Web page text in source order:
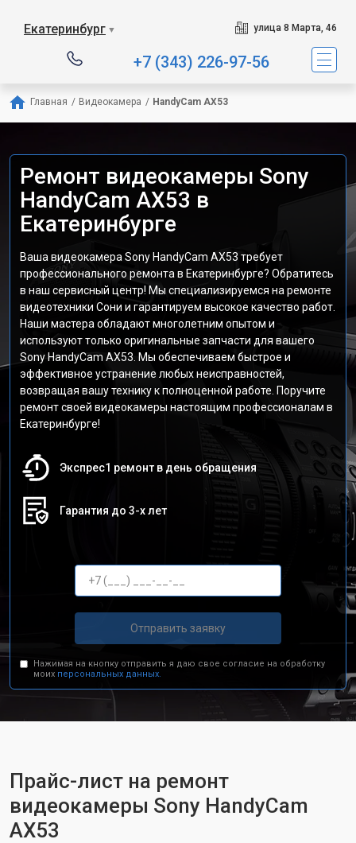
Екатеринбург ▼ улица 8 Марта, 46
+7 (343) 226-97-56
Главная / Видеокамера / HandyCam AX53
Ремонт видеокамеры Sony
HandyCam AX53 в
Екатеринбурге
Ваша видеокамера Sony HandyCam AX53 требует
профессионального ремонта в Екатеринбурге? Обратитесь
в наш сервисный центр! Мы специализируемся на ремонте
видеотехники Сони и гарантируем высокое качество работ.
Наши мастера обладают многолетним опытом и
используют только оригинальные запчасти для вашего
Sony HandyCam AX53. Мы обеспечиваем быстрое и
эффективное устранение любых неисправностей,
возвращая вашу технику к полноценной работе. Поручите
ремонт своей видеокамеры настоящим профессионалам в
Екатеринбурге!
Экспрес1 ремонт в день обращения
Гарантия до 3-х лет
Отправить заявку
Нажимая на кнопку отправить я даю свое согласие на обработку
моих персональных данных.
Прайс-лист на ремонт
видеокамеры Sony HandyCam
AX53